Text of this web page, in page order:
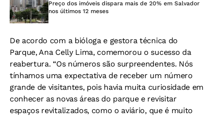
Preço dos imóveis dispara mais de 20% em Salvador
nos últimos 12 meses
De acordo com a bióloga e gestora técnica do
Parque, Ana Celly Lima, comemorou o sucesso da
reabertura. “Os números são surpreendentes. Nós
tínhamos uma expectativa de receber um número
grande de visitantes, pois havia muita curiosidade em
conhecer as novas áreas do parque e revisitar
espaços revitalizados, como o aviário, que é muito